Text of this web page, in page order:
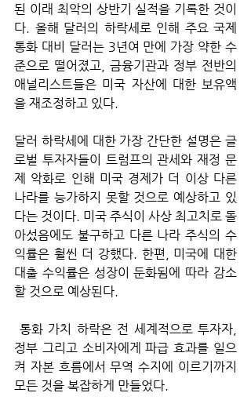
된 이래 최악의 상반기 실적을 기록한 것이
다. 올해 달러의 하락세로 인해 주요 국제
통화 대비 달러는 3년여 만에 가장 약한 수
준으로 떨어졌고, 금융기관과 정부 전반의
애널리스트들은 미국 자산에 대한 보유액
을 재조정하고 있다.
달러 하락세에 대한 가장 간단한 설명은 글
로벌 투자자들이 트럼프의 관세와 재정 문
제 악화로 인해 미국 경제가 더 이상 다른
나라를 능가하지 못할 것으로 예상하고 있
다는 것이다. 미국 주식이 사상 최고치로 돌
아섰음에도 불구하고 다른 나라 주식의 수
익률은 훨씬 더 강했다. 한편, 미국에 대한
대출 수익률은 성장이 둔화됨에 따라 감소
할 것으로 예상된다.
정부 그리고 소비자에게 파급 효과를 일으
켜 자본 흐름에서 무역 수지에 이르기까지
모든 것을 복잡하게 만들었다.